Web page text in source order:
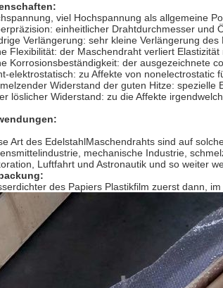
viel Hochspannung als allgemeine
einheitlicher Drahtdurchmesser und
Verlängerung: sehr kleine Verlängerung
Flexibilität: der Maschendraht verliert
Korrosionsbeständigkeit: der ausgezeichnete
elektrostatisch: zu Affekte von nonelectrostatic
Widerstand der guten Hitze: spezielle
löslicher Widerstand: zu die Affekte
Art des EdelstahlMaschendrahts sind auf
mechanische Industrie,
Luftfahrt und Astronautik und so weiter
des Papiers Plastikfilm zuerst dann,